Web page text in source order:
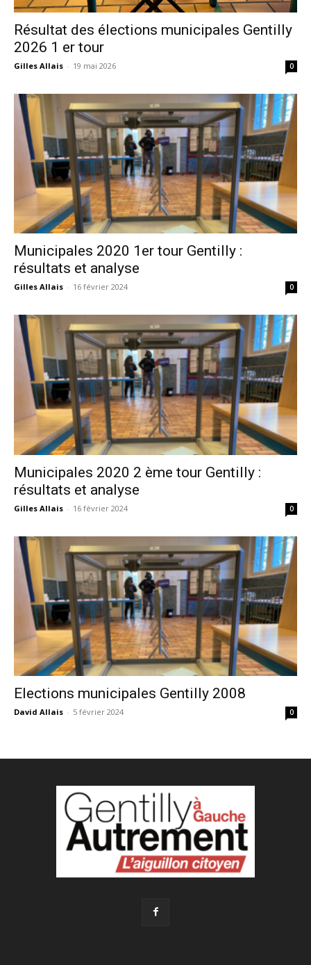
Résultat des élections municipales Gentilly
2026 1 er tour
Gilles Allais - 19 mai 2026 0
Municipales 2020 1er tour Gentilly :
résultats et analyse
Gilles Allais - 16 février 2024 0
Municipales 2020 2 ème tour Gentilly :
résultats et analyse
Gilles Allais - 16 février 2024 0
Elections municipales Gentilly 2008
David Allais - 5 février 2024 0